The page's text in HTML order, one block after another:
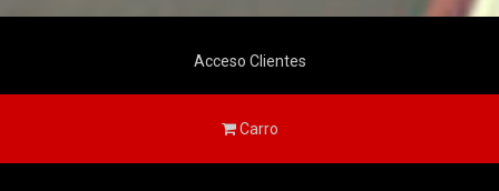
Acceso Clientes
Carro